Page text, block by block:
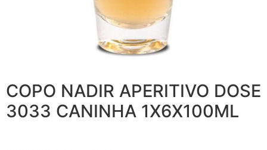
COPO NADIR APERITIVO DOSE
3033 CANINHA 1X6X100ML